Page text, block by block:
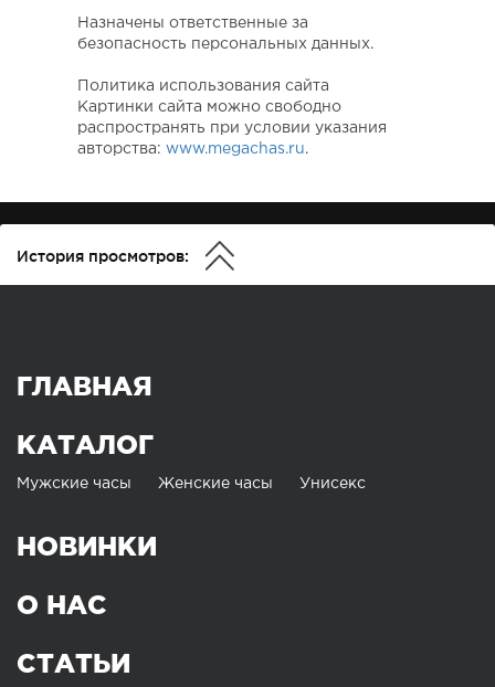
Назначены ответственные за
безопасность персональных данных.
Политика использования сайта
Картинки сайта можно свободно
распространять при условии указания
авторства: www.megachas.ru.
История просмотров:
ГЛАВНАЯ
КАТАЛОГ
Мужские часы Женские часы Унисекс
НОВИНКИ
О НАС
СТАТЬИ